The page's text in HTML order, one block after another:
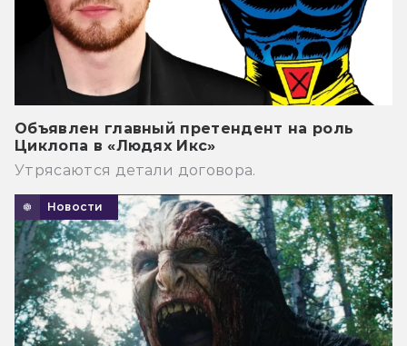
Объявлен главный претендент на роль
Циклопа в «Людях Икс»
Утрясаются детали договора.
Новости